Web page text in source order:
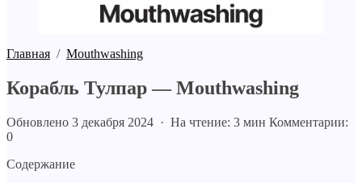
Главная / Mouthwashing
Корабль Тулпар — Mouthwashing
Обновлено 3 декабря 2024 · На чтение: 3 мин Комментарии:
0
Содержание